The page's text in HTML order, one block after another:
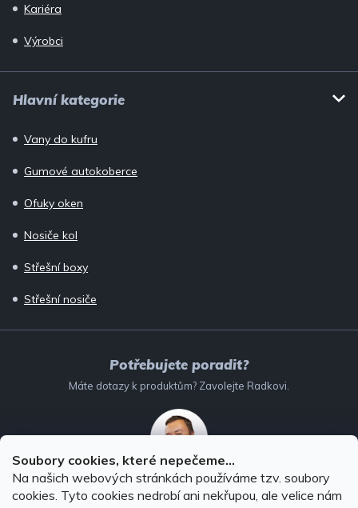
Soubory cookies, které nepečeme...
Na našich webových stránkách používáme tzv. soubory
cookies. Tyto cookies nedrobí ani nekřupou, ale velice nám
Kariéra
Výrobci
Hlavní kategorie
Vany do kufru
Gumové autokoberce
Ofuky oken
Nosiče kol
Střešní boxy
Střešní nosiče
Potřebujete poradit?
Máte dotazy k produktům? Zavolejte Radkovi.
732 147 896 (Po–Pá: 8–16:00)